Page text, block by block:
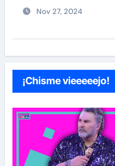
Nov 26, 2024
¡Chisme vieeeeejo!